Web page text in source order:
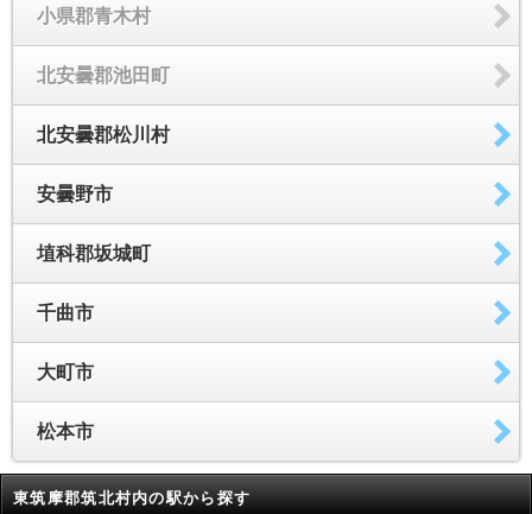
小県郡青木村
北安曇郡池田町
北安曇郡松川村
安曇野市
埴科郡坂城町
千曲市
大町市
松本市
東筑摩郡筑北村内の駅から探す